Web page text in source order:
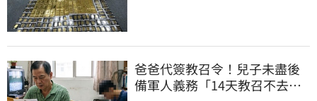
爸爸代簽教召令！兒子未盡後
備軍人義務「14天教召不去」